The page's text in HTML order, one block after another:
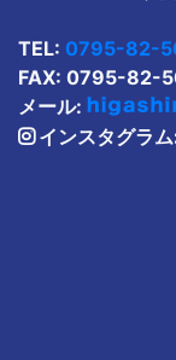
TEL: 0795-82-
FAX: 0795-82-
メール:
インスタグラ